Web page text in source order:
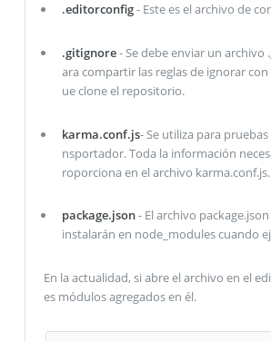
.editorconfig- Este es el archivo de
.gitignore- Se debe enviar un
ara compartir las reglas de ignorar
ue clone el repositorio.
karma.conf.js- Se utiliza para
nsportador. Toda la información
roporciona en el archivo karma.conf.js.
package.json- El archivo
instalarán en node_modules cuando
En la actualidad, si abre el archivo en el
es módulos agregados en él.